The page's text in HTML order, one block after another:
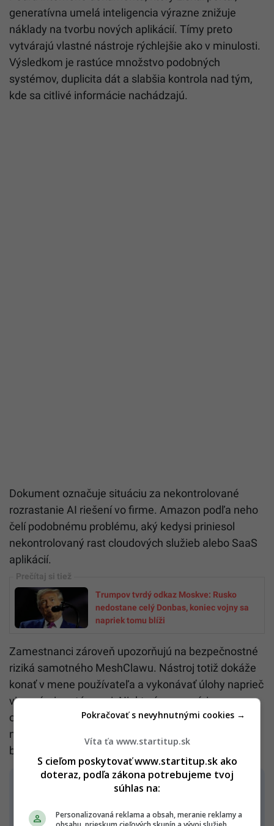
generatívna umelá inteligencia výrazne znižuje
náklady na tvorbu nových aplikácií. Tímy preto
vytvárajú vlastné nástroje rýchlejšie ako v minulosti.
Výsledkom je rastúce množstvo podobných
systémov, duplicita dát a slabšia kontrola nad tým,
kde sa citlivé informácie nachádzajú.
Dokument označuje situáciu za nekontrolované
rozrastanie AI riešení vo firme. Amazon podľa neho
čelí podobnému problému, aký kedysi priniesol
nekontrolovaný rast cloudových služieb alebo SaaS
aplikácií.
Trumpov tvrdý odkaz Moskve: Rusko
nedostane celý Donbas, koniec vojny sa
napriek tomu blíži
Zamestnanci zároveň upozorňujú na bezpečnostné
riziká samotného MeshClawu. Nástroj totiž dokáže
konať v mene používateľa a vykonávať úlohy naprieč
viacerými systémami. Niektorí pracovníci sa
obávajú, že AI agent môže omylom vykonať
neželanú akciu alebo pracovať s dátami, ku ktorým
by nemal mať prístup.
Víta ťa www.startitup.sk
S cieľom poskytovať www.startitup.sk ako
doteraz, podľa zákona potrebujeme tvoj
súhlas na:
Personalizovaná reklama a obsah, meranie reklamy a
Pokračovať s nevyhnutnými cookies →